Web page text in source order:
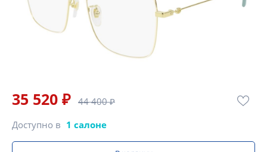
35 520 ₽ 44 400 ₽
Доступно в 1 салоне